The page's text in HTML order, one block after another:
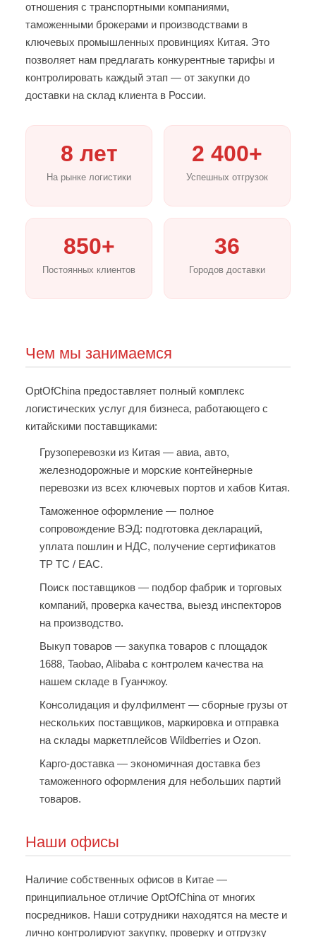
отношения с транспортными компаниями,
таможенными брокерами и производствами в
ключевых промышленных провинциях Китая. Это
позволяет нам предлагать конкурентные тарифы и
контролировать каждый этап — от закупки до
доставки на склад клиента в России.
8 лет
На рынке логистики
2 400+
Успешных отгрузок
850+
Постоянных клиентов
36
Городов доставки
Чем мы занимаемся
OptOfChina предоставляет полный комплекс
логистических услуг для бизнеса, работающего с
китайскими поставщиками:
Грузоперевозки из Китая — авиа, авто,
железнодорожные и морские контейнерные
перевозки из всех ключевых портов и хабов Китая.
Таможенное оформление — полное
сопровождение ВЭД: подготовка деклараций,
уплата пошлин и НДС, получение сертификатов
ТР ТС / ЕАС.
Поиск поставщиков — подбор фабрик и торговых
компаний, проверка качества, выезд инспекторов
на производство.
Выкуп товаров — закупка товаров с площадок
1688, Taobao, Alibaba с контролем качества на
нашем складе в Гуанчжоу.
Консолидация и фулфилмент — сборные грузы от
нескольких поставщиков, маркировка и отправка
на склады маркетплейсов Wildberries и Ozon.
Карго-доставка — экономичная доставка без
таможенного оформления для небольших партий
товаров.
Наши офисы
Наличие собственных офисов в Китае —
принципиальное отличие OptOfChina от многих
посредников. Наши сотрудники находятся на месте и
лично контролируют закупку, проверку и отгрузку